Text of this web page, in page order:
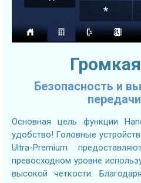
Безопасность и
Основная цель функции
удобство! Головные
Ultra-Premium
превосходном уровне
высокой четкости.